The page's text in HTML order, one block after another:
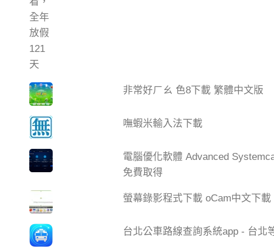
非常好ㄏㄠ 色8下載 繁體中文版
嘸蝦米輸入法下載
電腦優化軟體 Advanced
免費取得
螢幕錄影程式下載 oCam中文下載
台北公車路線查詢系統app - 台北